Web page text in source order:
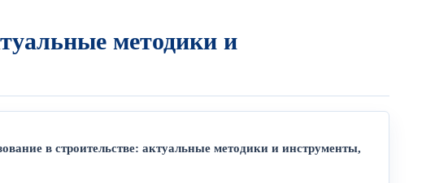
методики и
в строительстве: актуальные методики и инструменты,